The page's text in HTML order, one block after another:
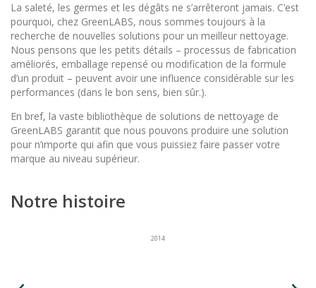
La saleté, les germes et les dégâts ne s’arrêteront jamais. C’est
pourquoi, chez GreenLABS, nous sommes toujours à la
recherche de nouvelles solutions pour un meilleur nettoyage.
Nous pensons que les petits détails – processus de fabrication
améliorés, emballage repensé ou modification de la formule
d’un produit – peuvent avoir une influence considérable sur les
performances (dans le bon sens, bien sûr.).
En bref, la vaste bibliothèque de solutions de nettoyage de
GreenLABS garantit que nous pouvons produire une solution
pour n’importe qui afin que vous puissiez faire passer votre
marque au niveau supérieur.
Notre histoire
2014